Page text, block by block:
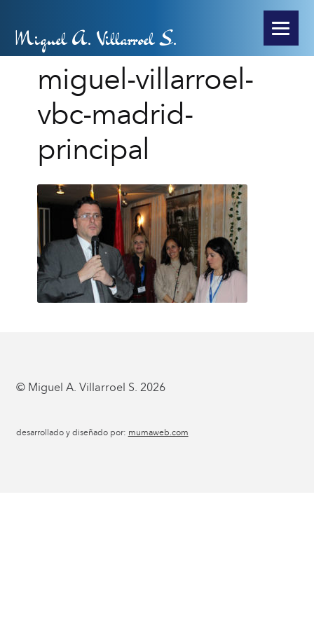
Miguel A. Villarroel S.
miguel-villarroel-
vbc-madrid-
principal
© Miguel A. Villarroel S. 2026
desarrollado y diseñado por: mumaweb.com